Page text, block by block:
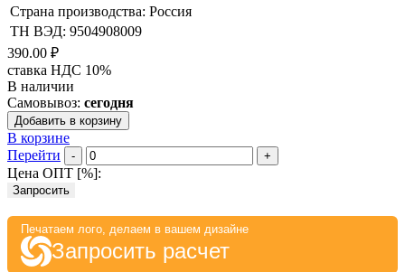
Страна производства: Россия
ТН ВЭД: 9504908009
390.00 ₽
ставка НДС 10%
В наличии
Самовывоз: сегодня
Добавить в корзину
В корзине
Перейти
- +
Цена ОПТ [%]:
Запросить
Печатаем лого, делаем в вашем дизайне
Запросить расчет